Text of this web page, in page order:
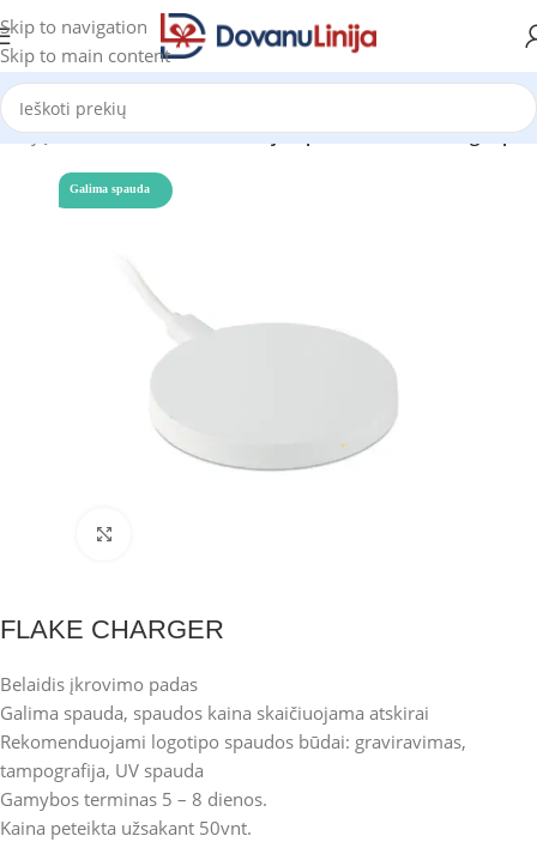
Skip to navigation
Skip to main content
ir jų aksesuarai Išorinės baterijos, powerbank'ai su logotipu
Galima spauda
FLAKE CHARGER
Belaidis įkrovimo padas
Galima spauda, spaudos kaina skaičiuojama atskirai
Rekomenduojami logotipo spaudos būdai: graviravimas,
tampografija, UV spauda
Gamybos terminas 5 – 8 dienos.
Kaina peteikta užsakant 50vnt.